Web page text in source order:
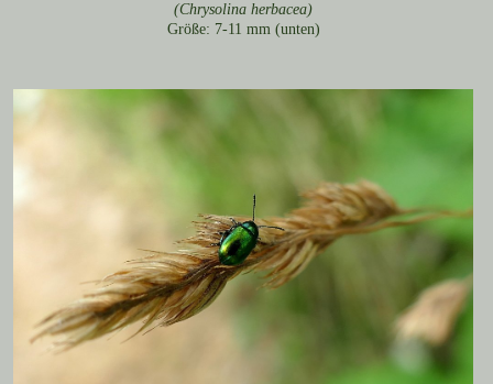
(Chrysolina herbacea)
Größe: 7-11 mm (unten)